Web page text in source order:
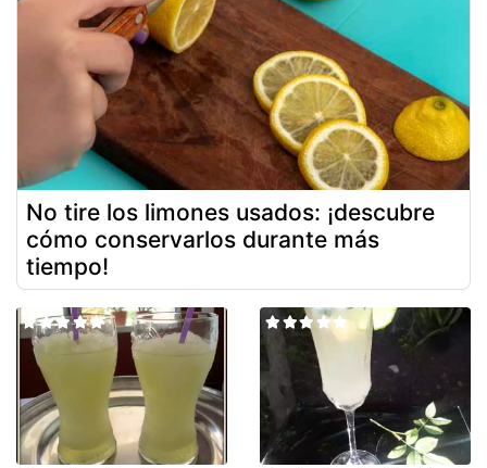
No tire los limones usados: ¡descubre
cómo conservarlos durante más
tiempo!